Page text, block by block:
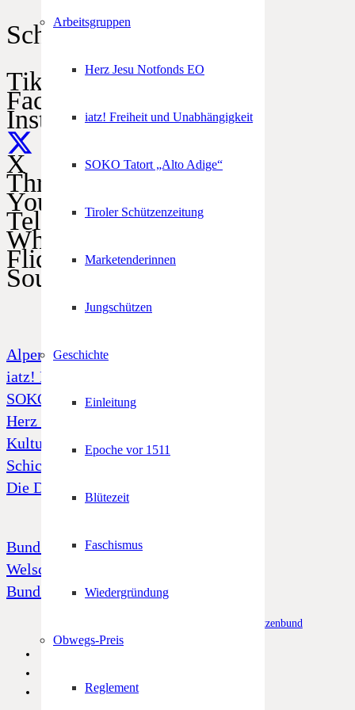
Arbeitsgruppen
Herz Jesu Notfonds EO
iatz! Freiheit und Unabhängigkeit
SOKO Tatort „Alto Adige“
Tiroler Schützenzeitung
Marketenderinnen
Jungschützen
Geschichte
Einleitung
Epoche vor 1511
Blütezeit
Faschismus
Wiedergründung
Obwegs-Preis
Reglement
Schützen im Netz
TikTok
Facebook
Instagram
X
Threads
YouTube
Telegram
WhatsApp
Flickr
SoundCloud
Alpenregionstreffen
iatz! Freiheit und Unabhängigkeit
SOKO Tatort „Alto Adige“
Herz Jesu Notfonds
Kulturfonds
Schicksal 39
Die Dornenkrone
Bund Tiroler Schützenkompanien
Welschtiroler Schützenbund
Bund Bayerischen Gebirgsschützen
Südtiroler Schützenbund